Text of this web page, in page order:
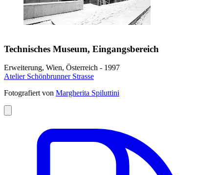
Technisches Museum, Eingangsbereich
Erweiterung, Wien, Österreich - 1997
Atelier Schönbrunner Strasse
Fotografiert von Margherita Spiluttini